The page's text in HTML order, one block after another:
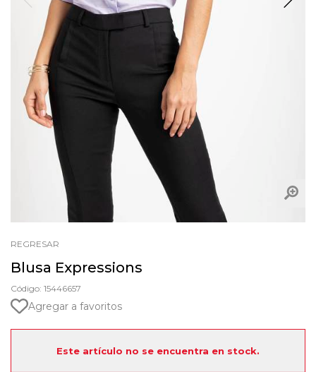
REGRESAR
Blusa Expressions
Código: 15446657
Agregar a favoritos
Este artículo no se encuentra en stock.